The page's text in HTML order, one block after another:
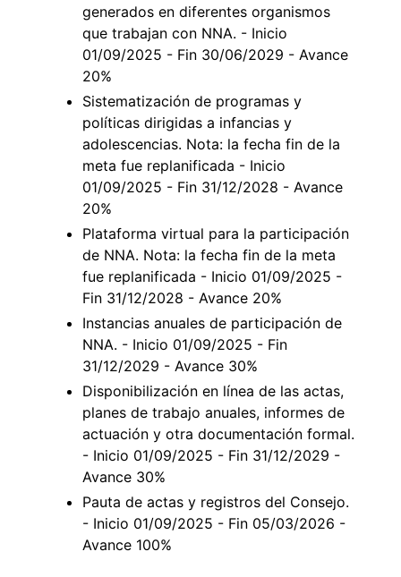
generados en diferentes organismos
que trabajan con NNA. - Inicio
01/09/2025 - Fin 30/06/2029 - Avance
20%
Sistematización de programas y
políticas dirigidas a infancias y
adolescencias. Nota: la fecha fin de la
meta fue replanificada - Inicio
01/09/2025 - Fin 31/12/2028 - Avance
20%
Plataforma virtual para la participación
de NNA. Nota: la fecha fin de la meta
fue replanificada - Inicio 01/09/2025 -
Fin 31/12/2028 - Avance 20%
Instancias anuales de participación de
NNA. - Inicio 01/09/2025 - Fin
31/12/2029 - Avance 30%
Disponibilización en línea de las actas,
planes de trabajo anuales, informes de
actuación y otra documentación formal.
- Inicio 01/09/2025 - Fin 31/12/2029 -
Avance 30%
Pauta de actas y registros del Consejo.
- Inicio 01/09/2025 - Fin 05/03/2026 -
Avance 100%